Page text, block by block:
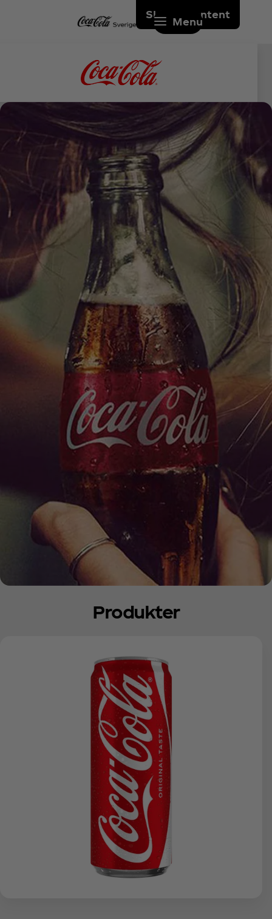
Skip to content
Menu
Produkter